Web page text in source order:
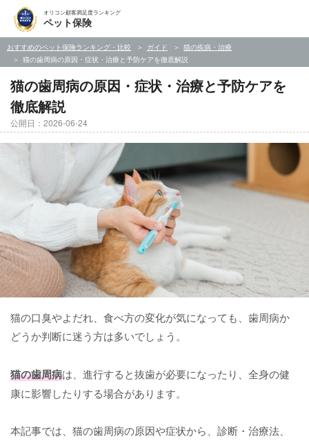
オリコン顧客満足度ランキング
ペット保険
おすすめのペット保険ランキング・比較 ガイド
猫の疾病・治療
猫の歯周病の原因・症状・治療と予防ケアを徹底解説
猫の歯周病の原因・症状・治療と予防ケアを
徹底解説
公開日：2026-06-24
猫の口臭やよだれ、食べ方の変化が気になっても、歯周病か
どうか判断に迷う方は多いでしょう。
猫の歯周病は、進行すると抜歯が必要になったり、全身の健
康に影響したりする場合があります。
本記事では、猫の歯周病の原因や症状から、診断・治療法、